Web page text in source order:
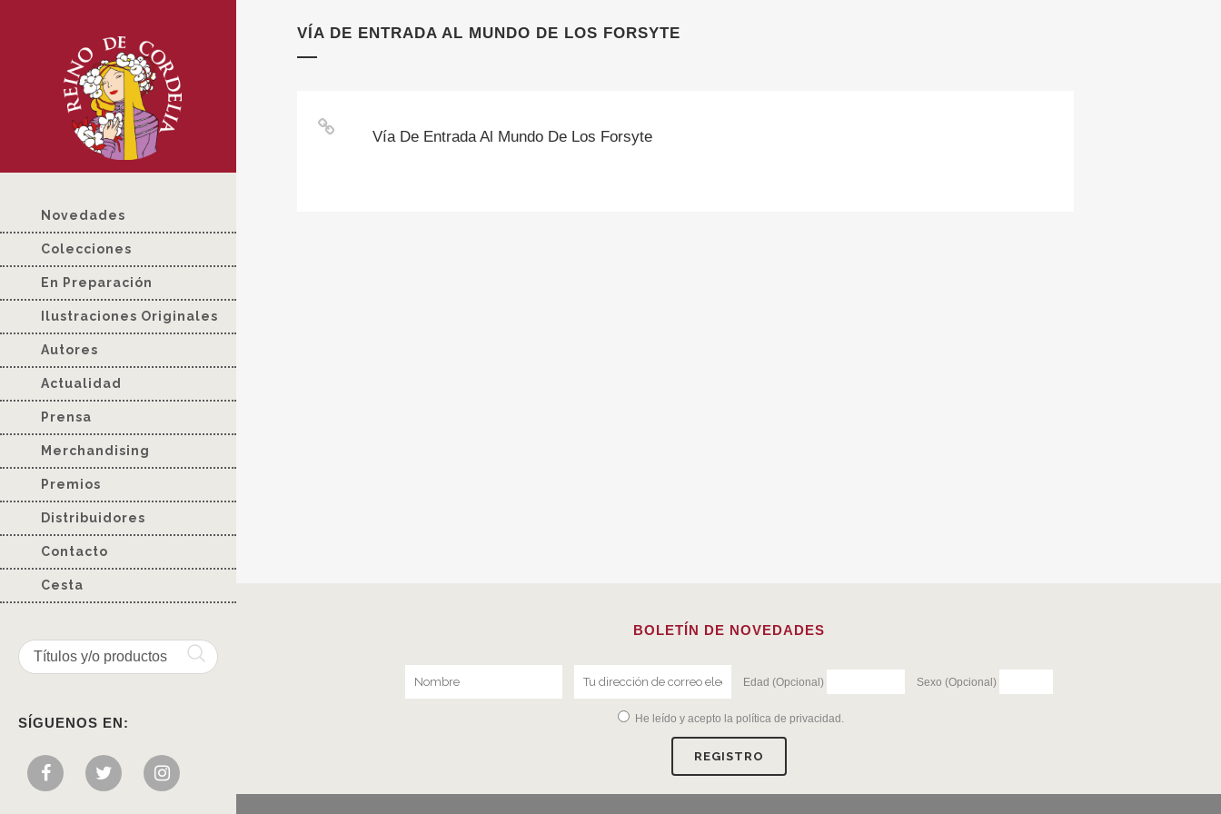
Novedades
Colecciones
En Preparación
Ilustraciones Originales
Autores
Actualidad
Prensa
Merchandising
Premios
Distribuidores
Contacto
Cesta
SÍGUENOS EN:
VÍA DE ENTRADA AL MUNDO DE LOS FORSYTE
Vía De Entrada Al Mundo De Los Forsyte
BOLETÍN DE NOVEDADES
Edad (Opcional) Sexo (Opcional)
He leído y acepto la política de privacidad .